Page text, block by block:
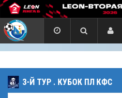
3-Й ТУР . КУБОК ПЛ КФС